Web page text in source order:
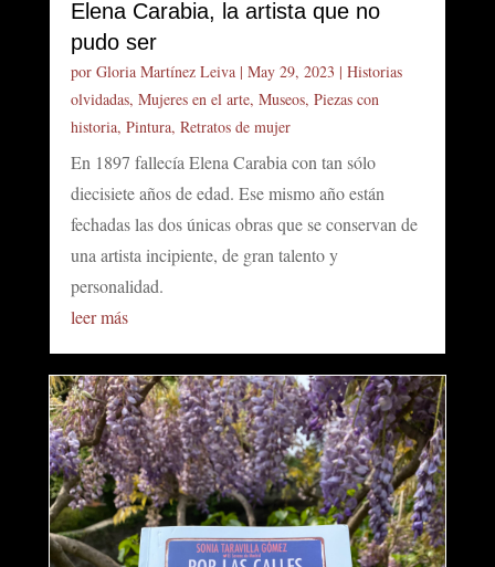
Elena Carabia, la artista que no
pudo ser
por Gloria Martínez Leiva| May 29, 2023 | Historias
olvidadas, Mujeres en el arte, Museos, Piezas con
historia, Pintura, Retratos de mujer
En 1897 fallecía Elena Carabia con tan sólo
diecisiete años de edad. Ese mismo año están
fechadas las dos únicas obras que se conservan de
una artista incipiente, de gran talento y
personalidad.
leer más